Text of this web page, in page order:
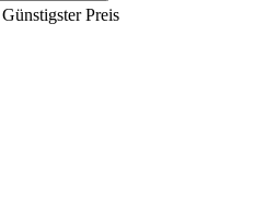
Günstigster Preis